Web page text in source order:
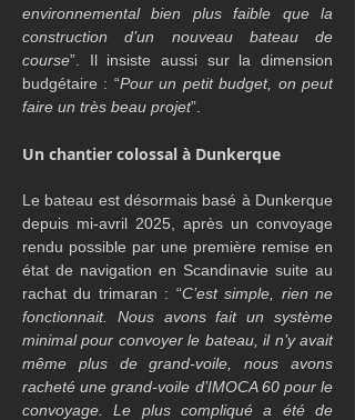
environnemental bien plus faible que la
construction d’un nouveau bateau de
course”. Il insiste aussi sur la dimension
budgétaire : “Pour un petit budget, on peut
faire un très beau projet”.
Un chantier colossal à Dunkerque
Le bateau est désormais basé à Dunkerque
depuis mi-avril 2025, après un convoyage
rendu possible par une première remise en
état de navigation en Scandinavie suite au
rachat du trimaran : “C’est simple, rien ne
fonctionnait. Nous avons fait un système
minimal pour convoyer le bateau, il n’y avait
même plus de grand-voile, nous avons
racheté une grand-voile d’IMOCA 60 pour le
convoyage. Le plus compliqué a été de